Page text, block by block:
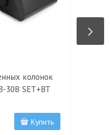
колонок
30B SET+BT
Купить